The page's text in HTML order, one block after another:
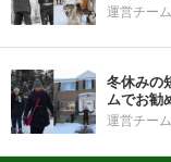
運営チーム
冬休みの
ムでお勧
運営チーム